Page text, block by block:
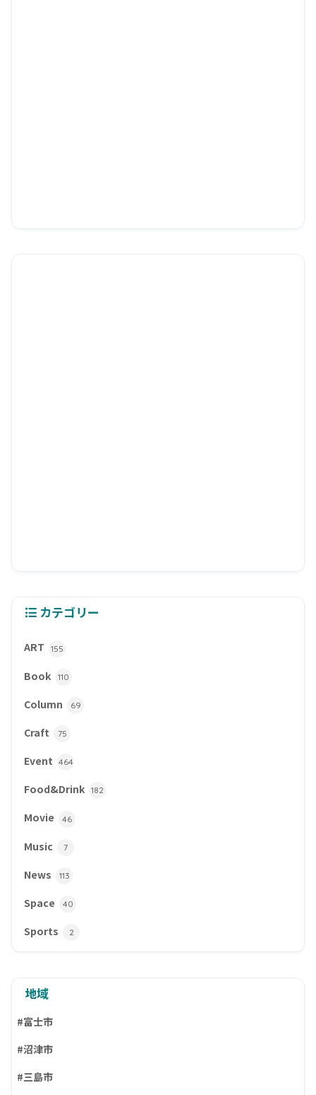
カテゴリー
ART 155
Book 110
Column 69
Craft 75
Event 464
Food&Drink 182
Movie 46
Music 7
News 113
Space 40
Sports 2
地域
#富士市
#沼津市
#三島市